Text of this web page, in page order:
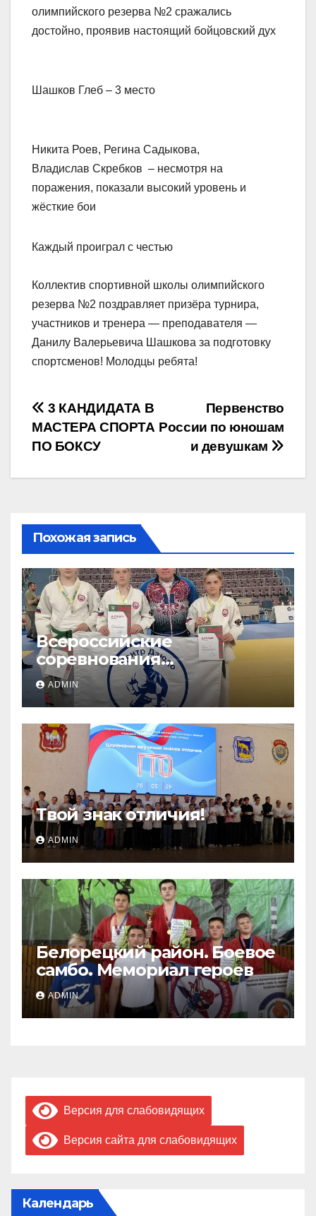
олимпийского резерва №2 сражались
достойно, проявив настоящий бойцовский дух
Шашков Глеб – 3 место
Никита Роев, Регина Садыкова,
Владислав Скребков – несмотря на
поражения, показали высокий уровень и
жёсткие бои
Каждый проиграл с честью
Коллектив спортивной школы олимпийского
резерва №2 поздравляет призёра турнира,
участников и тренера — преподавателя —
Данилу Валерьевича Шашкова за подготовку
спортсменов! Молодцы ребята!
Навигация
по
записям
Первенство
России по юношам
и девушкам
3 КАНДИДАТА В
МАСТЕРА СПОРТА
ПО БОКСУ
Похожая запись
Всероссийские
соревнования
«ЛОКОДЗЮДО»!
ADMIN
Твой знак отличия!
ADMIN
Белорецкий район. Боевое
самбо. Мемориал героев
ADMIN
Версия для слабовидящих
Версия сайта для слабовидящих
Календарь